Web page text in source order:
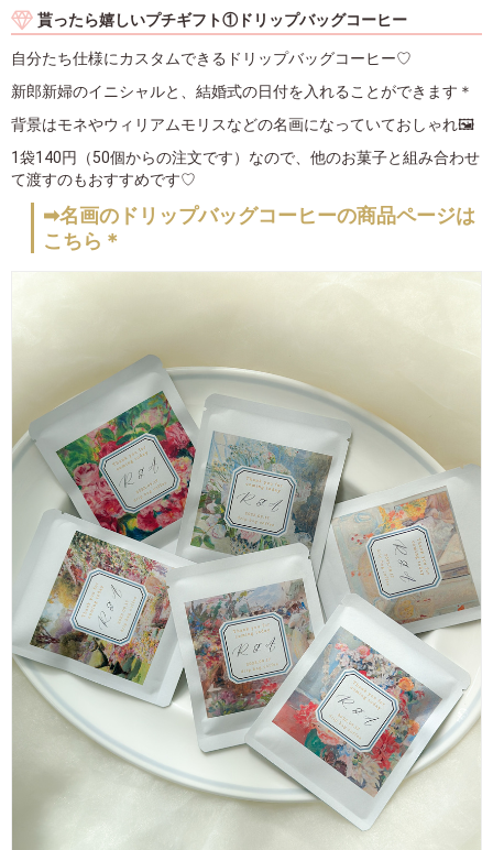
貰ったら嬉しいプチギフト①ドリップバッグコーヒー
自分たち仕様にカスタムできるドリップバッグコーヒー♡
新郎新婦のイニシャルと、結婚式の日付を入れることができます＊
背景はモネやウィリアムモリスなどの名画になっていておしゃれ🖼
1袋140円（50個からの注文です）なので、他のお菓子と組み合わせ
て渡すのもおすすめです♡
➡名画のドリップバッグコーヒーの商品ページは
こちら＊